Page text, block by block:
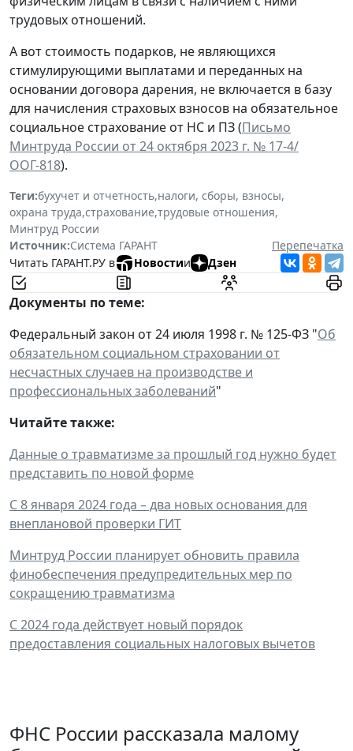
трудовых отношений.
А вот стоимость подарков, не являющихся
стимулирующими выплатами и переданных на
основании договора дарения, не включается в базу
для начисления страховых взносов на обязательное
социальное страхование от НС и ПЗ (Письмо
Минтруда России от 24 октября 2023 г. № 17-4/
ООГ-818).
Теги:бухучет и отчетность,налоги, сборы, взносы,
охрана труда,страхование,трудовые отношения,
Минтруд России
Источник:Система ГАРАНТ
Перепечатка
Читать ГАРАНТ.РУ в
Новостии Дзен
Документы по теме:
Федеральный закон от 24 июля 1998 г. № 125-ФЗ "Об
обязательном социальном страховании от
несчастных случаев на производстве и
профессиональных заболеваний"
Читайте также:
Данные о травматизме за прошлый год нужно будет
представить по новой форме
С 8 января 2024 года – два новых основания для
внеплановой проверки ГИТ
Минтруд России планирует обновить правила
финобеспечения предупредительных мер по
сокращению травматизма
С 2024 года действует новый порядок
предоставления социальных налоговых вычетов
ФНС России рассказала малому